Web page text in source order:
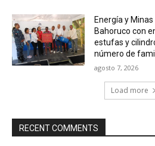
Energía y
Bahoruco con
estufas y
número de
agosto 7, 2026
Load more
RECENT COMMENTS